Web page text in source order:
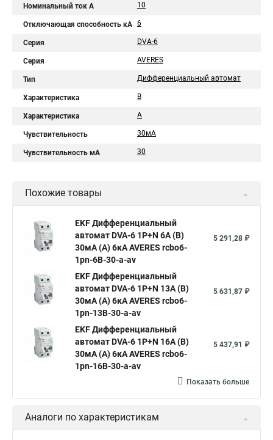
Номинальный ток A 10
Отключающая способность кА 6
Серия DVA-6
Серия AVERES
Тип Дифференциальный автомат
Характеристика B
Характеристика A
Чувствительность 30мА
Чувствительность мА 30
Похожие товары
EKF Дифференциальный
автомат DVA-6 1P+N 6А (B)
30мА (A) 6кА AVERES rcbo6-
1pn-6B-30-a-av
5 291,28 ₽
EKF Дифференциальный
автомат DVA-6 1P+N 13А (B)
30мА (A) 6кА AVERES rcbo6-
1pn-13B-30-a-av
5 631,87 ₽
EKF Дифференциальный
автомат DVA-6 1P+N 16А (B)
30мА (A) 6кА AVERES rcbo6-
1pn-16B-30-a-av
5 437,91 ₽
Показать больше
Аналоги по характеристикам